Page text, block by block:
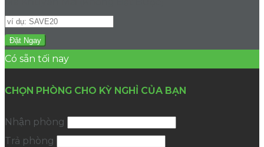
Có sẵn tối nay
CHỌN PHÒNG CHO KỲ NGHỈ CỦA BẠN
Nhận phòng
Trả phòng